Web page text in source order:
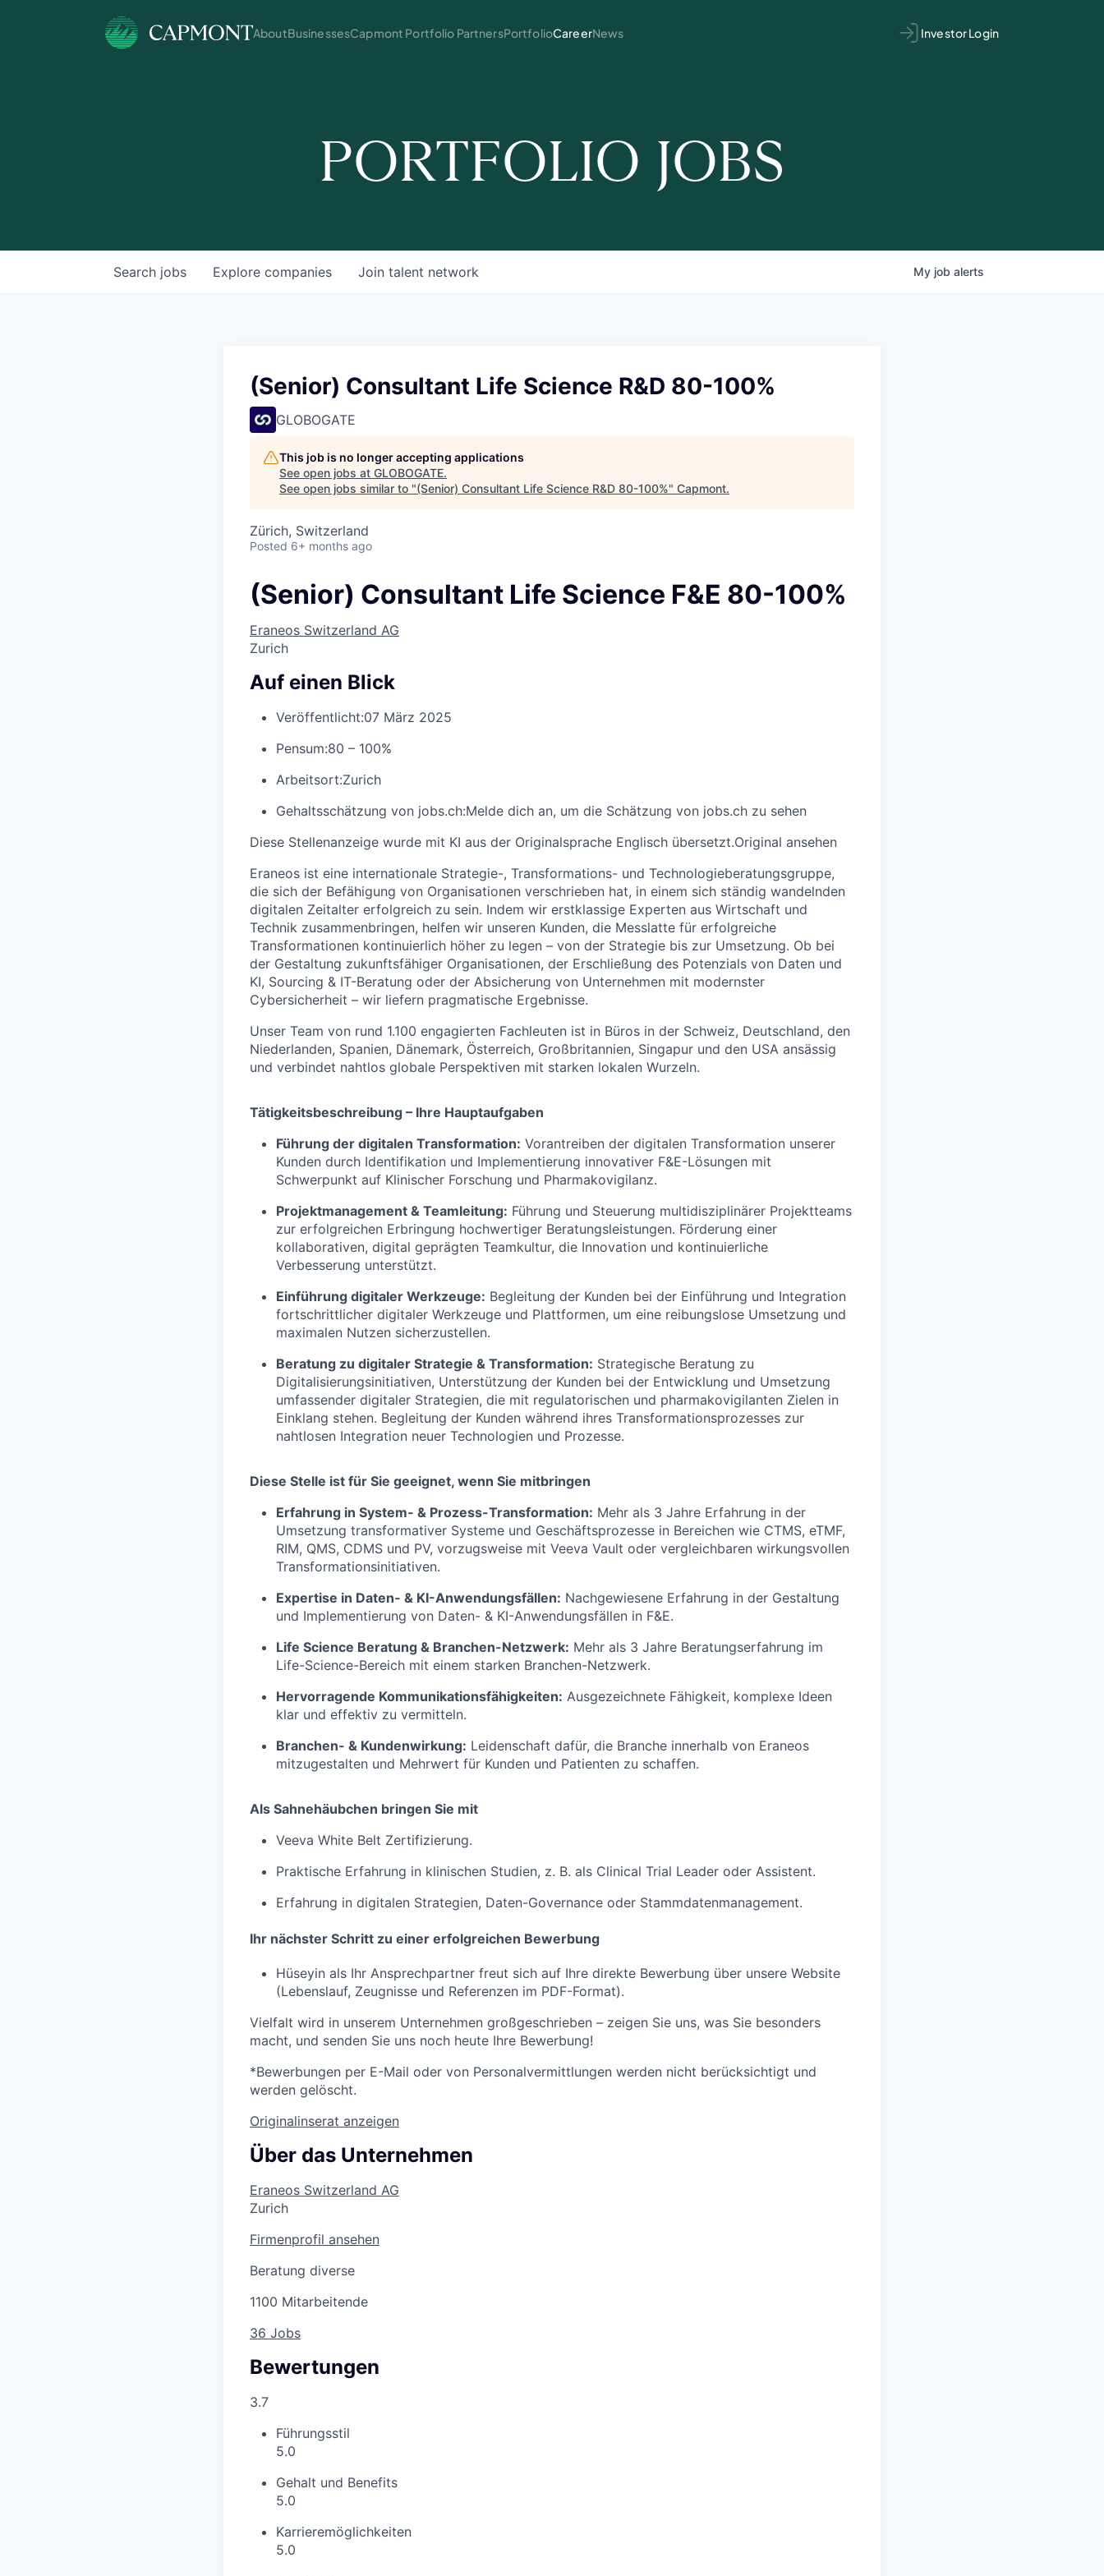
AboutBusinessesCapmont Portfolio PartnersPortfolioCareerNews Investor Login
PORTFOLIO JOBS
Search jobs Explore companies Join talent network My job alerts
(Senior) Consultant Life Science R&D 80-100%
GLOBOGATE
This job is no longer accepting applications
See open jobs at GLOBOGATE.
See open jobs similar to "(Senior) Consultant Life Science R&D 80-100%" Capmont.
Zürich, Switzerland
Posted 6+ months ago
(Senior) Consultant Life Science F&E 80-100%
Eraneos Switzerland AG
Zurich
Auf einen Blick
Veröffentlicht:07 März 2025
Pensum:80 – 100%
Arbeitsort:Zurich
Gehaltsschätzung von jobs.ch:Melde dich an, um die Schätzung von jobs.ch zu sehen
Diese Stellenanzeige wurde mit KI aus der Originalsprache Englisch übersetzt.Original ansehen
Eraneos ist eine internationale Strategie-, Transformations- und Technologieberatungsgruppe,
die sich der Befähigung von Organisationen verschrieben hat, in einem sich ständig wandelnden
digitalen Zeitalter erfolgreich zu sein. Indem wir erstklassige Experten aus Wirtschaft und
Technik zusammenbringen, helfen wir unseren Kunden, die Messlatte für erfolgreiche
Transformationen kontinuierlich höher zu legen – von der Strategie bis zur Umsetzung. Ob bei
der Gestaltung zukunftsfähiger Organisationen, der Erschließung des Potenzials von Daten und
KI, Sourcing & IT-Beratung oder der Absicherung von Unternehmen mit modernster
Cybersicherheit – wir liefern pragmatische Ergebnisse.
Unser Team von rund 1.100 engagierten Fachleuten ist in Büros in der Schweiz, Deutschland, den
Niederlanden, Spanien, Dänemark, Österreich, Großbritannien, Singapur und den USA ansässig
und verbindet nahtlos globale Perspektiven mit starken lokalen Wurzeln.
Tätigkeitsbeschreibung – Ihre Hauptaufgaben
Führung der digitalen Transformation: Vorantreiben der digitalen Transformation unserer
Kunden durch Identifikation und Implementierung innovativer F&E-Lösungen mit
Schwerpunkt auf Klinischer Forschung und Pharmakovigilanz.
Projektmanagement & Teamleitung: Führung und Steuerung multidisziplinärer Projektteams
zur erfolgreichen Erbringung hochwertiger Beratungsleistungen. Förderung einer
kollaborativen, digital geprägten Teamkultur, die Innovation und kontinuierliche
Verbesserung unterstützt.
Einführung digitaler Werkzeuge: Begleitung der Kunden bei der Einführung und Integration
fortschrittlicher digitaler Werkzeuge und Plattformen, um eine reibungslose Umsetzung und
maximalen Nutzen sicherzustellen.
Beratung zu digitaler Strategie & Transformation: Strategische Beratung zu
Digitalisierungsinitiativen, Unterstützung der Kunden bei der Entwicklung und Umsetzung
umfassender digitaler Strategien, die mit regulatorischen und pharmakovigilanten Zielen in
Einklang stehen. Begleitung der Kunden während ihres Transformationsprozesses zur
nahtlosen Integration neuer Technologien und Prozesse.
Diese Stelle ist für Sie geeignet, wenn Sie mitbringen
Erfahrung in System- & Prozess-Transformation: Mehr als 3 Jahre Erfahrung in der
Umsetzung transformativer Systeme und Geschäftsprozesse in Bereichen wie CTMS, eTMF,
RIM, QMS, CDMS und PV, vorzugsweise mit Veeva Vault oder vergleichbaren wirkungsvollen
Transformationsinitiativen.
Expertise in Daten- & KI-Anwendungsfällen: Nachgewiesene Erfahrung in der Gestaltung
und Implementierung von Daten- & KI-Anwendungsfällen in F&E.
Life Science Beratung & Branchen-Netzwerk: Mehr als 3 Jahre Beratungserfahrung im
Life-Science-Bereich mit einem starken Branchen-Netzwerk.
Hervorragende Kommunikationsfähigkeiten: Ausgezeichnete Fähigkeit, komplexe Ideen
klar und effektiv zu vermitteln.
Branchen- & Kundenwirkung: Leidenschaft dafür, die Branche innerhalb von Eraneos
mitzugestalten und Mehrwert für Kunden und Patienten zu schaffen.
Als Sahnehäubchen bringen Sie mit
Veeva White Belt Zertifizierung.
Praktische Erfahrung in klinischen Studien, z. B. als Clinical Trial Leader oder Assistent.
Erfahrung in digitalen Strategien, Daten-Governance oder Stammdatenmanagement.
Ihr nächster Schritt zu einer erfolgreichen Bewerbung
Hüseyin als Ihr Ansprechpartner freut sich auf Ihre direkte Bewerbung über unsere Website
(Lebenslauf, Zeugnisse und Referenzen im PDF-Format).
Vielfalt wird in unserem Unternehmen großgeschrieben – zeigen Sie uns, was Sie besonders
macht, und senden Sie uns noch heute Ihre Bewerbung!
*Bewerbungen per E-Mail oder von Personalvermittlungen werden nicht berücksichtigt und
werden gelöscht.
Originalinserat anzeigen
Über das Unternehmen
Eraneos Switzerland AG
Zurich
Firmenprofil ansehen
Beratung diverse
1100 Mitarbeitende
36 Jobs
Bewertungen
3.7
Führungsstil
5.0
Gehalt und Benefits
5.0
Karrieremöglichkeiten
5.0